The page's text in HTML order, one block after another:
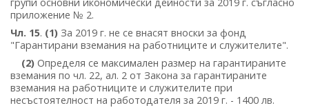
приложение № 2.
Чл. 15. (1) За 2019 г. не се внасят вноски за фонд
"Гарантирани вземания на работниците и служителите".
(2) Определя се максимален размер на гарантираните
вземания по чл. 22, ал. 2 от Закона за гарантираните
вземания на работниците и служителите при
несъстоятелност на работодателя за 2019 г. - 1400 лв.